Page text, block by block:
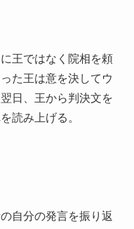
王ではなく院相を頼
た王は意を決してウ
日、王から判決文を
読み上げる。
自分の発言を振り返